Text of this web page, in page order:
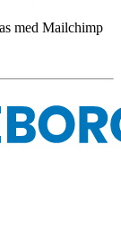
med Mailchimp